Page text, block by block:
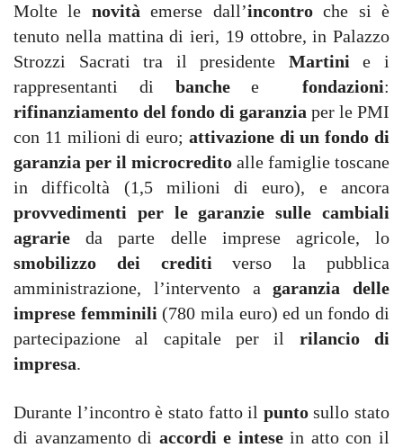
Molte le novitàemerse dall’incontroche si è
tenuto nella mattina di ieri, 19 ottobre, in Palazzo
Strozzi Sacrati tra il presidente Martinie i
rappresentanti di banchee fondazioni:
rifinanziamento del fondo di garanzia per le PMI
con 11 milioni di euro; attivazione di un fondo di
garanzia per il microcredito alle famiglie toscane
in difficoltà (1,5 milioni di euro), e ancora
provvedimenti per le garanzie sulle cambiali
agrarieda parte delle imprese agricole, lo
smobilizzo dei creditiverso la pubblica
amministrazione, l’intervento agaranzia delle
imprese femminili (780 mila euro) ed un fondo di
partecipazione al capitale per il
rilancio di
impresa.
Durante l’incontro è stato fatto il puntosullo stato
di avanzamento di accordi e intesein atto con il